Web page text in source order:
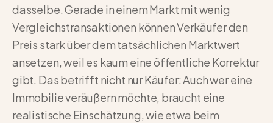
dasselbe. Gerade in einem Markt mit wenig
Vergleichstransaktionen können Verkäufer den
Preis stark über dem tatsächlichen Marktwert
ansetzen, weil es kaum eine öffentliche Korrektur
gibt. Das betrifft nicht nur Käufer: Auch wer eine
Immobilie veräußern möchte, braucht eine
realistische Einschätzung, wie etwa beim